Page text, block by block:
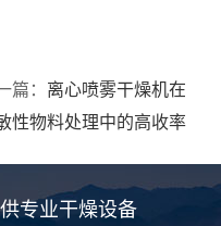
篇： 离心喷雾干燥机在
性物料处理中的高收率
专业干燥设备